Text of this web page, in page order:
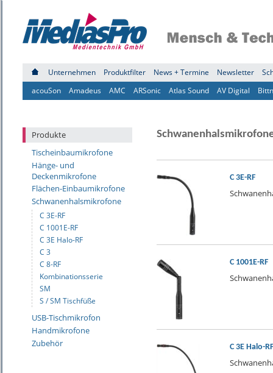
Unternehmen Produktfilter News + Termine Newsletter
acouSon
Amadeus AMC ARSonic Atlas Sound AV Digital
Produkte
Tischeinbaumikrofone
Hänge- und
Deckenmikrofone
Flächen-Einbaumikrofone
Schwanenhalsmikrofone
C 3E-RF
C 1001E-RF
C 3E Halo-RF
C 3
C 8-RF
Kombinationsserie
SM
S / SM Tischfüße
USB-Tischmikrofon
Handmikrofone
Zubehör
C 3E-RF
C 1001E-RF
C 3E Halo-RF